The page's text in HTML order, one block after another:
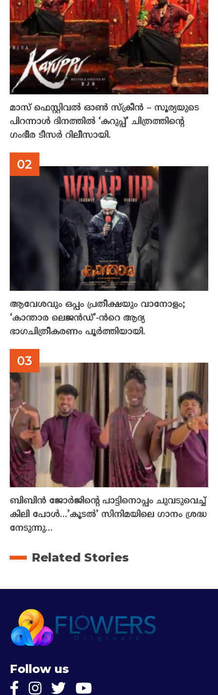
മാസ് ഫെസ്റ്റിവൽ ഓൺ സ്‌ക്രീൻ – സൂര്യയുടെ
പിറന്നാൾ ദിനത്തിൽ ‘കറുപ്പ്’ ചിത്രത്തിന്റെ
ഗംഭീര ടീസർ റിലീസായി.
ആവേശവും ഒപ്പം പ്രതീക്ഷയും വാനോളം;
‘കാന്താര ലെജൻഡ്’-ൻറെ ആദ്യ
ഭാഗചിത്രീകരണം പൂർത്തിയായി.
ബിബിൻ ജോർജിന്റെ പാട്ടിനൊപ്പം ചുവടുവെച്ച്
കിലി പോൾ…’കൂടൽ’ സിനിമയിലെ ഗാനം ശ്രദ്ധ
നേടുന്നു…
Related Stories
Follow us